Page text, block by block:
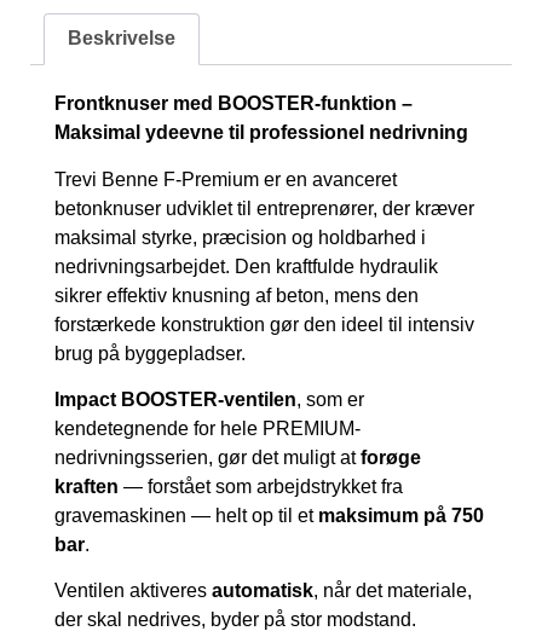
Beskrivelse
Frontknuser med BOOSTER-funktion –
Maksimal ydeevne til professionel nedrivning
Trevi Benne F-Premium er en avanceret
betonknuser udviklet til entreprenører, der kræver
maksimal styrke, præcision og holdbarhed i
nedrivningsarbejdet. Den kraftfulde hydraulik
sikrer effektiv knusning af beton, mens den
forstærkede konstruktion gør den ideel til intensiv
brug på byggepladser.
Impact BOOSTER-ventilen, som er
kendetegnende for hele PREMIUM-
nedrivningsserien, gør det muligt atforøge
kraften — forstået som arbejdstrykket fra
gravemaskinen — helt op til et maksimum på 750
bar.
Ventilen aktiveres automatisk, når det materiale,
der skal nedrives, byder på stor modstand.